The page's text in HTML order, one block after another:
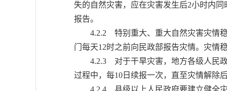
失的自然灾害，应在灾害发生后2小时内
报告。
4.2.2 特别重大、重大自然灾害灾情稳
门每天12时之前向民政部报告灾情。灾情
4.2.3 对于干旱灾害，地方各级人民政
过程中，每10日续报一次，直至灾情解除
4.2.4 县级以上人民政府要建立健全灾